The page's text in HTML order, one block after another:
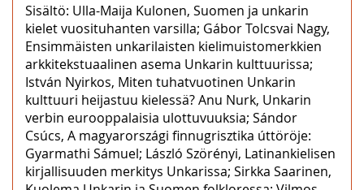
Sisältö: Ulla-Maija Kulonen, Suomen ja unkarin
kielet vuosituhanten varsilla; Gábor Tolcsvai Nagy,
Ensimmäisten unkarilaisten kielimuistomerkkien
arkkitekstuaalinen asema Unkarin kulttuurissa;
István Nyirkos, Miten tuhatvuotinen Unkarin
kulttuuri heijastuu kielessä? Anu Nurk, Unkarin
verbin eurooppalaisia ulottuvuuksia; Sándor
Csúcs, A magyarországi finnugrisztika úttöröje:
Gyarmathi Sámuel; László Szörényi, Latinankielisen
kirjallisuuden merkitys Unkarissa; Sirkka Saarinen,